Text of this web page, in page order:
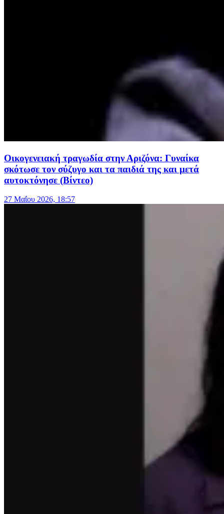
Οικογενειακή τραγωδία στην Αριζόνα: Γυναίκα
σκότωσε τον σύζυγο και τα παιδιά της και μετά
αυτοκτόνησε (Βίντεο)
27 Μαΐου 2026, 18:57